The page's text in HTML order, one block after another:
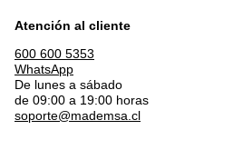
Atención al cliente
600 600 5353
WhatsApp
De lunes a sábado
de 09:00 a 19:00 horas
soporte@mademsa.cl